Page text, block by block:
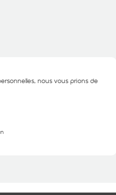
nous vous prions de